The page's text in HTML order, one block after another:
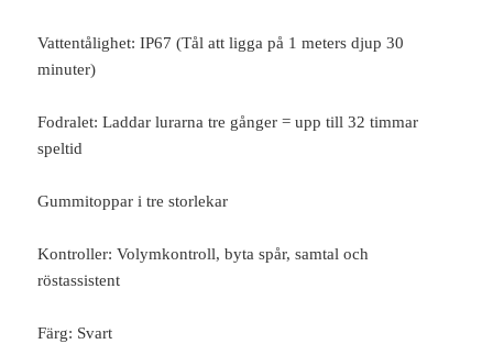
Vattentålighet: IP67 (Tål att ligga på 1 meters djup 30
minuter)
Fodralet: Laddar lurarna tre gånger = upp till 32 timmar
speltid
Gummitoppar i tre storlekar
Kontroller: Volymkontroll, byta spår, samtal och
röstassistent
Färg: Svart